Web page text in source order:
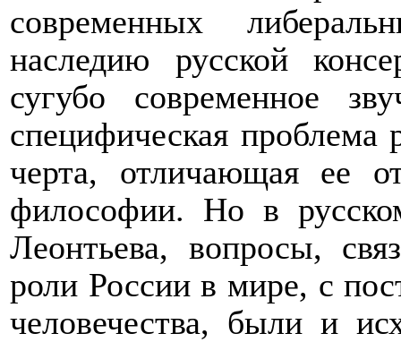
современных
наследию русской
сугубо современное
специфическая
черта, отличающая ее
философии. Но в
Леонтьева, вопросы,
роли России в мире, с
человечества, были и